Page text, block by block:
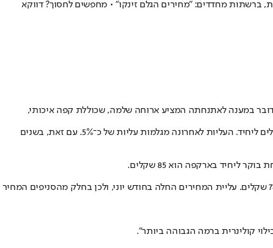
על ביצה, קפה וסלט ממשיכים לעלות, ברשתות מחדדים: "מחירים הגלם זינקו" • מחפשים לחסוך? דווקא
במענה לאתנחתה המציע ארוחה שלמה, שכוללת קפה איכותי,
מבדיקת "ישראל היום" עולה כי כמו בתחומים רבים, גם כאן חלו עליות מחירים רבות, עד כדי כך שמחיר ארוחה זוגית יכול להגיע ל־159 שקלים ול־85 שקלים ליחיד. העליות לאחרונה מגלמות עליות של כ־5%. עם זאת, בשנים
ברשת לנדוור מחיר ארוחה זוגית עלה לאחרונה ב־4.5% והוא עומד על 159 שקלים, לעומת 152 שקלים לפני כן. מחיר ארוחה ליחיד נותר בעינו ועומד על 74 שקלים. עליית המחירים החלה בחודש יוני, ולכן בחלק מהסניפים המחיר
קולינרית ברמה הגבוהה ביותר".